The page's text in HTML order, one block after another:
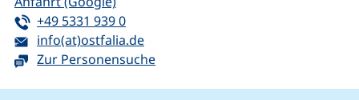
Tel:
+49 5331 939 0(startet einen Telefonanruf, wenn Ihr
E-Mail:
info(at)ostfalia.de(öffnet Ihr E-Mail-Programm)
Zur Personensuche